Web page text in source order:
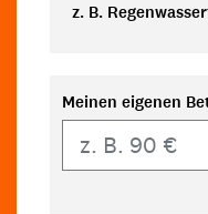
z. B.
Meinen eigenen